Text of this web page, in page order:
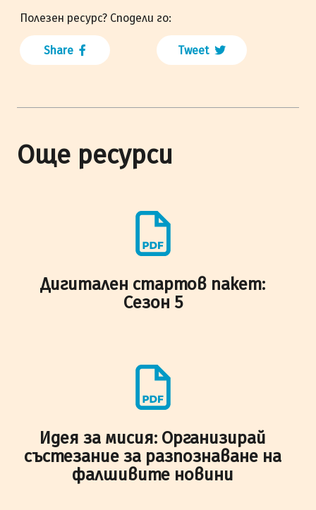
Полезен ресурс? Сподели го:
Share Tweet
Още ресурси
Дигитален стартов пакет:
Сезон 5
Идея за мисия: Организирай
състезание за разпознаване на
фалшивите новини